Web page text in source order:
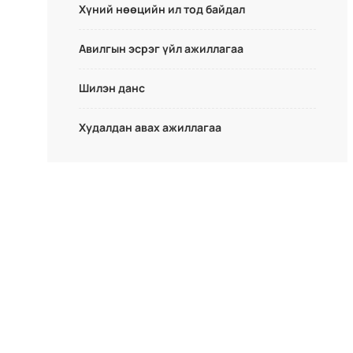
Хүний нөөцийн ил тод байдал
Авилгын эсрэг үйл ажиллагаа
Шилэн данс
Худалдан авах ажиллагаа